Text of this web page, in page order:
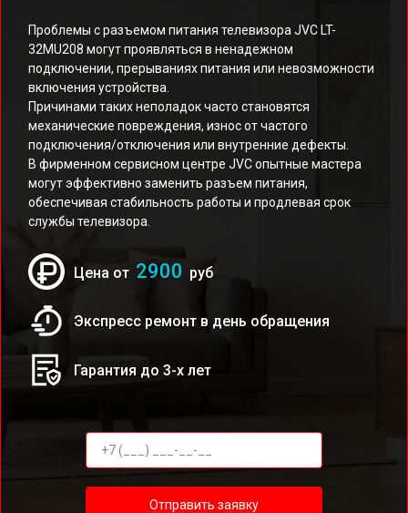
Проблемы с разъемом питания телевизора JVC LT-
32MU208 могут проявляться в ненадежном
подключении, прерываниях питания или невозможности
включения устройства.
Причинами таких неполадок часто становятся
механические повреждения, износ от частого
подключения/отключения или внутренние дефекты.
В фирменном сервисном центре JVC опытные мастера
могут эффективно заменить разъем питания,
обеспечивая стабильность работы и продлевая срок
службы телевизора.
Цена от 2900 руб
Экспресс ремонт в день обращения
Гарантия до 3-х лет
Отправить заявку